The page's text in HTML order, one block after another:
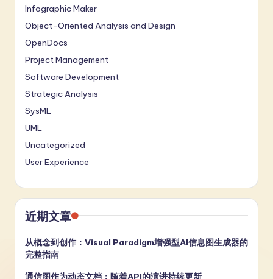
Infographic Maker
Object-Oriented Analysis and Design
OpenDocs
Project Management
Software Development
Strategic Analysis
SysML
UML
Uncategorized
User Experience
近期文章
从概念到创作：Visual Paradigm增强型AI信息图生成器的
完整指南
通信图作为动态文档：随着API的演进持续更新